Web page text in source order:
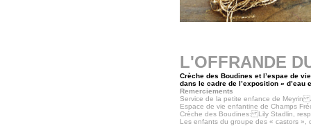
L'OFFRANDE
Crèche des Boudines et l’espae de
dans le cadre de l’exposition « d’eau
Remerciements
Service de la petite enfance de Meyrin
Espace de vie enfantine de Champs
Crèche des Boudines: Lily Stadlin,
Les enfants du groupe des « castors »,